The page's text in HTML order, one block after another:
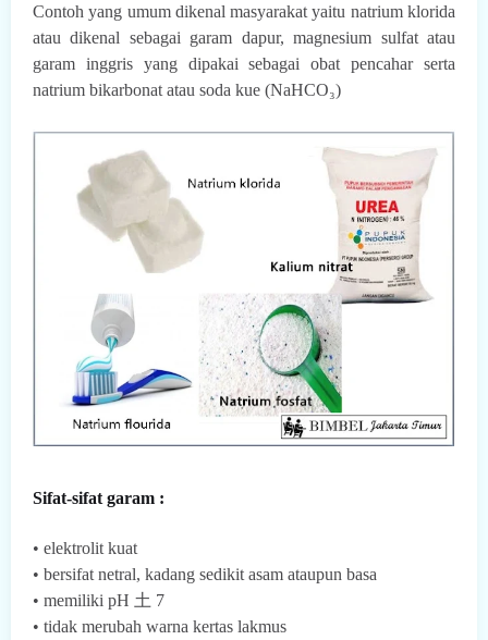
Contoh yang umum dikenal masyarakat yaitu natrium klorida
atau dikenal sebagai garam dapur, magnesium sulfat atau
garam inggris yang dipakai sebagai obat pencahar serta
natrium bikarbonat atau soda kue (NaHCO₃)
Sifat-sifat garam :
• elektrolit kuat
• bersifat netral, kadang sedikit asam ataupun basa
• memiliki pH 土 7
• tidak merubah warna kertas lakmus